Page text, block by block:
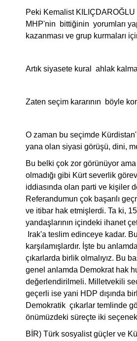
Peki Kemalist
MHP'nin bittiğinin yorumları
kazanması ve grup kurmaları
Artık siyasete kural ahlak
Zaten seçim kararının böyle
O zaman bu seçimde
yana olan siyasi görüşü, dini,
Bu belki çok zor görünüyor
olmadığı gibi Kürt severlik
iddiasında olan parti ve kişiler
Referandumun çok başarılı
ve itibar hak etmişlerdi. Ta ki,
yandaşlarının içindeki ihanet
Irak'a teslim edinceye kadar.
karşılamışlardır. İşte bu
çıkarlarda birlik olmalıyız. Bu
genel anlamda Demokrat hak
değerlendirilmeli. Milletvekili
geçerli ise yani HDP dışında
Demokratik çıkarlar temlinde
önümüzdeki süreçte iki
BİR) Türk sosyalist güçler ve